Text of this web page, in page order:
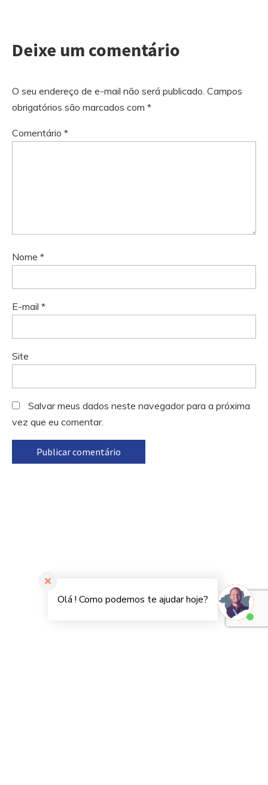
Deixe um comentário
O seu endereço de e-mail não será publicado. Campos
obrigatórios são marcados com *
Comentário *
Nome *
E-mail *
Site
Salvar meus dados neste navegador para a próxima
vez que eu comentar.